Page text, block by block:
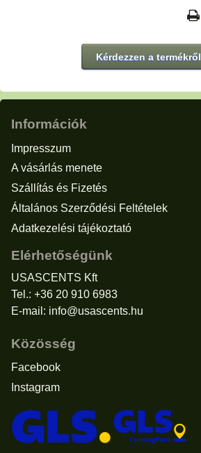
Kérdezzen a termékről
Információk
Impresszum
A vásárlás menete
Szállítás és Fizetés
Általános Szerződési Feltételek
Adatkezelési tájékoztató
Elérhetőségünk
USASCENTS Kft
Tel.: +36 20 910 6983
E-mail: info@usascents.hu
Közösség
Facebook
Instagram